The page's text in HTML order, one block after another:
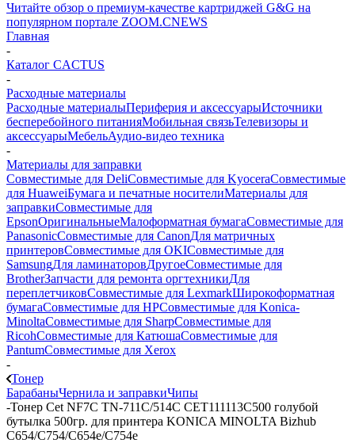
Читайте обзор о премиум-качестве картриджей G&G на
популярном портале ZOOM.CNEWS
Главная
-
Каталог CACTUS
-
Расходные материалы
Расходные материалыПериферия и аксессуарыИсточники
бесперебойного питанияМобильная связьТелевизоры и
аксессуарыМебельАудио-видео техника
-
Материалы для заправки
Совместимые для DeliСовместимые для KyoceraСовместимые
для HuaweiБумага и печатные носителиМатериалы для
заправкиСовместимые для
EpsonОригинальныеМалоформатная бумагаСовместимые для
PanasonicСовместимые для CanonДля матричных
принтеровСовместимые для OKIСовместимые для
SamsungДля ламинаторовДругоеСовместимые для
BrotherЗапчасти для ремонта оргтехникиДля
переплетчиковСовместимые для LexmarkШирокоформатная
бумагаСовместимые для HPСовместимые для Konica-
MinoltaСовместимые для SharpСовместимые для
RicohСовместимые для КатюшаСовместимые для
PantumСовместимые для Xerox
-
Тонер
БарабаныЧернила и заправкиЧипы
-Тонер Cet NF7C TN-711C/514C CET111113C500 голубой
бутылка 500гр. для принтера KONICA MINOLTA Bizhub
C654/C754/C654e/C754e